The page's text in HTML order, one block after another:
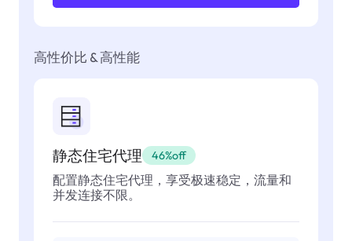
高性价比 & 高性能
静态住宅代理 46%off
配置静态住宅代理，享受极速稳定，流量和
并发连接不限。